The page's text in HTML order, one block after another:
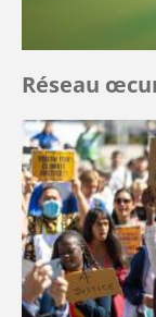
Réseau